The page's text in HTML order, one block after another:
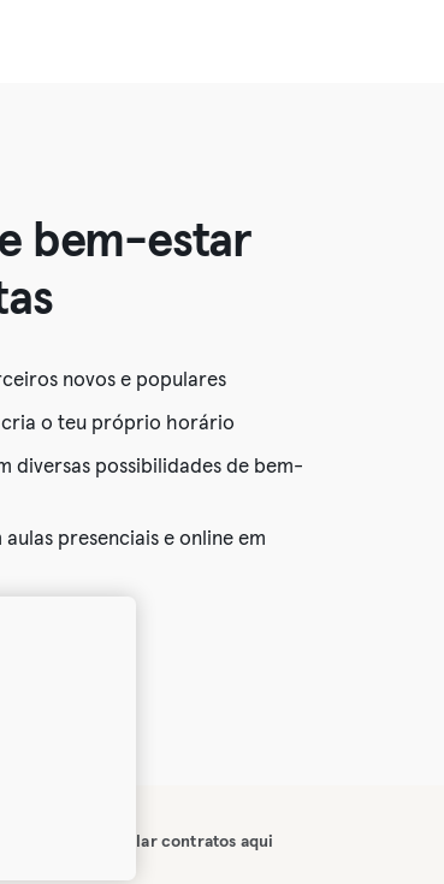
bem-estar
novos e populares
o teu próprio horário
diversas possibilidades de bem-
presenciais e online em
Cancelar contratos aqui